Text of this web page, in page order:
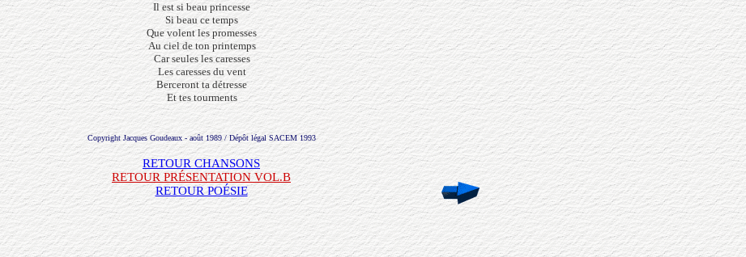
Il est si beau princesse
Si beau ce temps
Que volent les promesses
Au ciel de ton printemps
Car seules les caresses
Les caresses du vent
Berceront ta détresse
Et tes tourments
Copyright Jacques Goudeaux - août 1989 / Dépôt légal SACEM 1993
RETOUR CHANSONS
RETOUR PRÉSENTATION VOL.B
RETOUR POÉSIE